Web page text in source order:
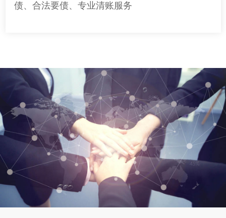
债、合法要债、专业清账服务